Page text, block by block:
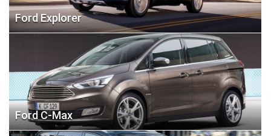
Ford Explorer
Ford C-Max